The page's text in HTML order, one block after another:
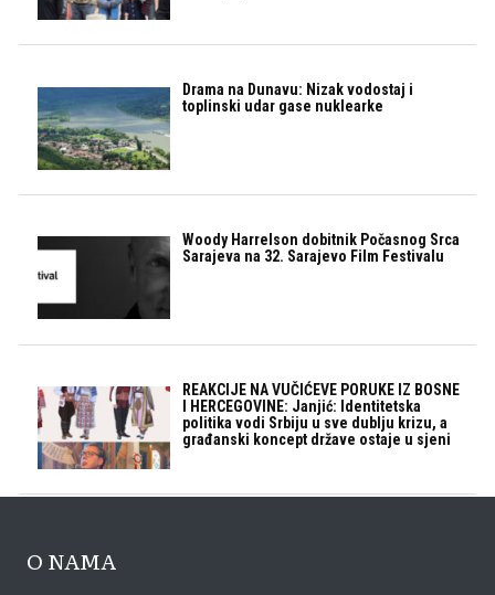
Drama na Dunavu: Nizak vodostaj i
toplinski udar gase nuklearke
Woody Harrelson dobitnik Počasnog Srca
Sarajeva na 32. Sarajevo Film Festivalu
REAKCIJE NA VUČIĆEVE PORUKE IZ BOSNE
I HERCEGOVINE: Janjić: Identitetska
politika vodi Srbiju u sve dublju krizu, a
građanski koncept države ostaje u sjeni
O NAMA